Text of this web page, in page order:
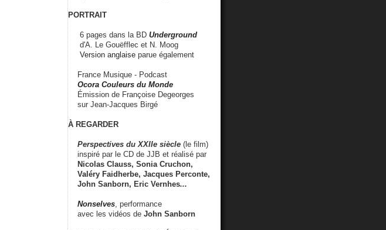
PORTRAIT
6 pages dans la BD Underground
d'A. Le Gouëfflec et N. Moog
Version anglaise parue également
France Musique - Podcast
Ocora Couleurs du Monde
Émission de Françoise Degeorges
sur Jean-Jacques Birgé
À REGARDER
Perspectives du XXIIe siècle (le film)
inspiré par le CD de JJB et réalisé par
Nicolas Clauss, Sonia Cruchon,
Valéry Faidherbe, Jacques Perconte,
John Sanborn, Eric Vernhes...
Nonselves , performance
avec les vidéos de John Sanborn